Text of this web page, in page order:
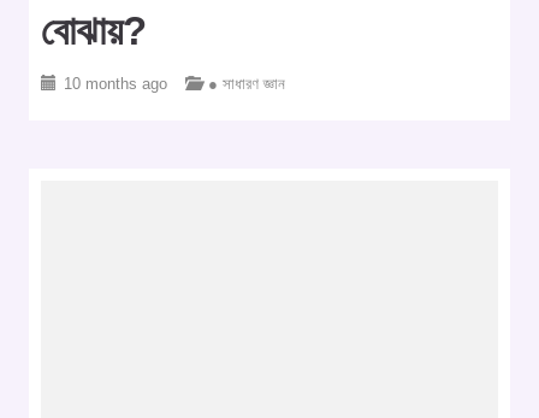
বোঝায়?
10 months ago ● সাধারণ জ্ঞান